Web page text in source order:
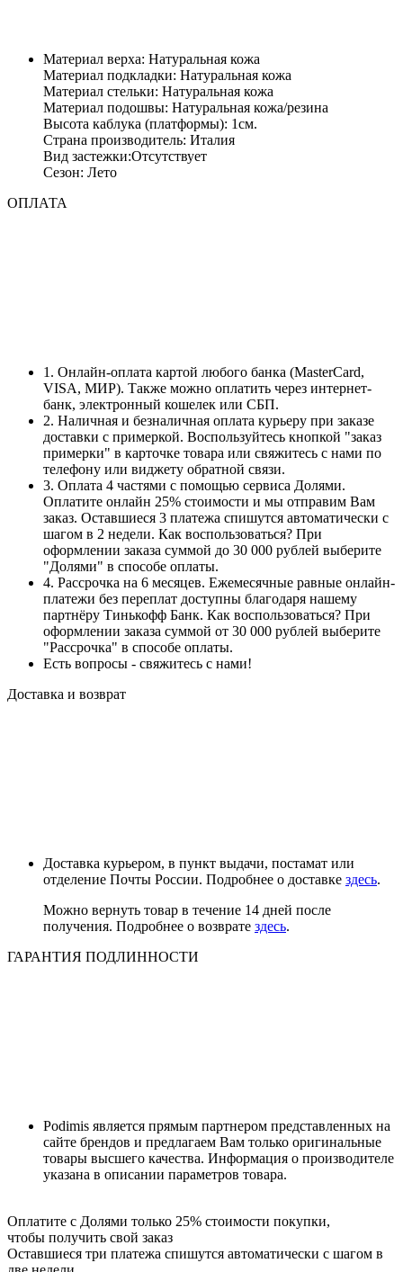
Материал верха: Натуральная кожа
Материал подкладки: Натуральная кожа
Материал стельки: Натуральная кожа
Материал подошвы: Натуральная кожа/резина
Высота каблука (платформы): 1см.
Страна производитель: Италия
Вид застежки:Отсутствует
Сезон: Лето
ОПЛАТА
1. Онлайн-оплата картой любого банка (MasterCard,
VISA, МИР). Также можно оплатить через интернет-
банк, электронный кошелек или СБП.
2. Наличная и безналичная оплата курьеру при заказе
доставки с примеркой. Воспользуйтесь кнопкой "заказ
примерки" в карточке товара или свяжитесь с нами по
телефону или виджету обратной связи.
3. Оплата 4 частями с помощью сервиса Долями.
Оплатите онлайн 25% стоимости и мы отправим Вам
заказ. Оставшиеся 3 платежа спишутся автоматически с
шагом в 2 недели. Как воспользоваться? При
оформлении заказа суммой до 30 000 рублей выберите
"Долями" в способе оплаты.
4. Рассрочка на 6 месяцев. Ежемесячные равные онлайн-
платежи без переплат доступны благодаря нашему
партнёру Тинькофф Банк. Как воспользоваться? При
оформлении заказа суммой от 30 000 рублей выберите
"Рассрочка" в способе оплаты.
Есть вопросы - свяжитесь с нами!
Доставка и возврат
Доставка курьером, в пункт выдачи, постамат или
отделение Почты России. Подробнее о доставке здесь.
Можно вернуть товар в течение 14 дней после
получения. Подробнее о возврате здесь.
ГАРАНТИЯ ПОДЛИННОСТИ
Podimis является прямым партнером представленных на
сайте брендов и предлагаем Вам только оригинальные
товары высшего качества. Информация о производителе
указана в описании параметров товара.
Оплатите с Долями только 25% стоимости покупки,
чтобы получить свой заказ
Оставшиеся три платежа спишутся автоматически с шагом в